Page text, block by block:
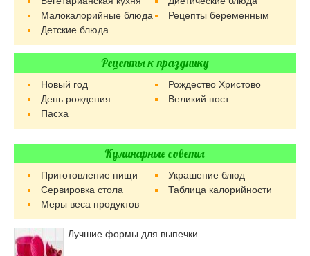
Малокалорийные блюда
Рецепты беременным
Детские блюда
Рецепты к празднику
Новый год
Рождество Христово
День рождения
Великий пост
Пасха
Кулинарные советы
Приготовление пищи
Украшение блюд
Сервировка стола
Таблица калорийности
Меры веса продуктов
Лучшие формы для выпечки